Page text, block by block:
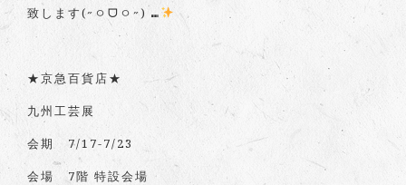
致します(˶ㅇᗜㅇ˶) ⑉
★京急百貨店★
九州工芸展
会期 7/17-7/23
会場 7階 特設会場